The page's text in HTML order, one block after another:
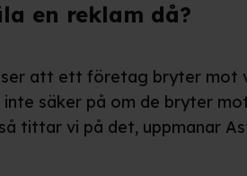
en reklam då?
ser att ett företag bryter mot
inte säker på om de bryter
tittar vi på det, uppmanar